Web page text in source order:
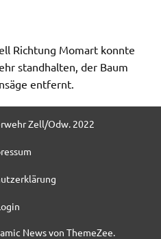
Richtung Momart konnte
standhalten, der Baum
entfernt.
Zell/Odw. 2022
News von ThemeZee.